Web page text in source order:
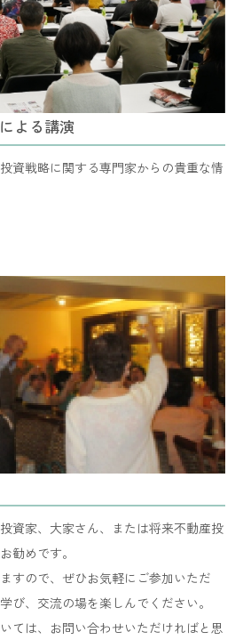
よる講演
資戦略に関する専門家からの貴重な情
資家、大家さん、または将来不動産投
勧めです。
すので、ぜひお気軽にご参加いただ
び、交流の場を楽しんでください。
ては、お問い合わせいただければと思